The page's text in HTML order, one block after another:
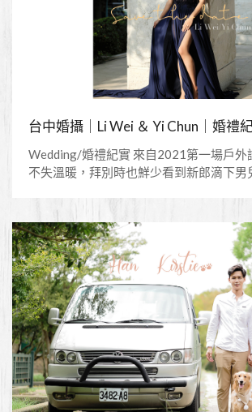
Wedding/婚禮紀實 來自2021第一場戶外
不失溫暖，拜別時也鮮少看到新郎滴下男
＋Videographer＋： 饅頭爸團隊（楊森
＋ Shu Makeup l 小淑 ====Copyright ⓒ Jason Chien
Photography Studio. ALL Rights==== 觀
https://www.jcstudio.com.tw/IG：
https://www.instagram.com/